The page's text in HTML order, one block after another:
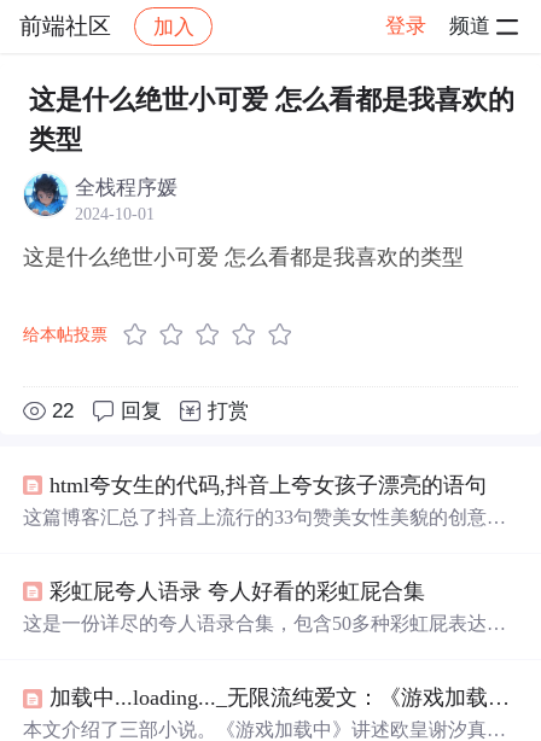
前端社区 加入 登录 频道
社区 前端社区 感慨 帖子详情
这是什么绝世小可爱 怎么看都是我喜欢的
类型
全栈程序媛
2024-10-01
这是什么绝世小可爱 怎么看都是我喜欢的类型
给本帖投票
22 回复 打赏
html夸女生的代码,抖音上夸女孩子漂亮的语句
这篇博客汇总了抖音上流行的33句赞美女性美貌的创意语
彩虹屁夸人语录 夸人好看的彩虹屁合集
这是一份详尽的夸人语录合集，包含50多种彩虹屁表达方
余。
加载中...loading..._无限流纯爱文：《游戏加载中》《恐怖游戏逃生指南》...
本文介绍了三部小说。《游戏加载中》讲述欧皇谢汐真人